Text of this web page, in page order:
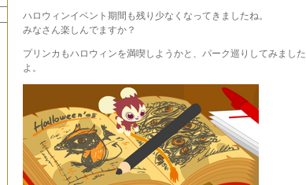
ハロウィンイベント期間も残り少なくなってきましたね。
みなさん楽しんでますか？
プリンカもハロウィンを満喫しようかと、パーク巡りしてみました
よ。